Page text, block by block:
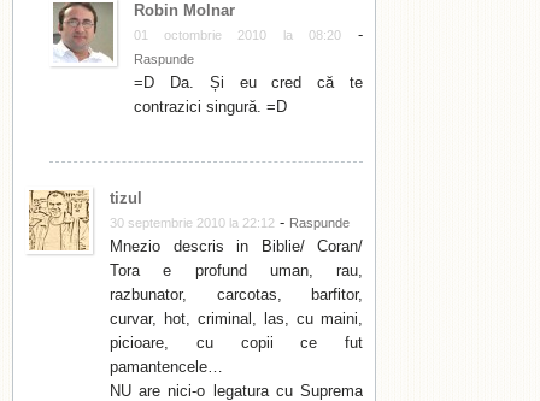
Robin Molnar
01 octombrie 2010 la 08:20-
Raspunde
=D Da. Și eu cred că te
contrazici singură. =D
tizul
30 septembrie 2010 la 22:12 - Raspunde
Mnezio descris in Biblie/ Coran/
Tora e profund uman, rau,
razbunator, carcotas, barfitor,
curvar, hot, criminal, las, cu maini,
picioare, cu copii ce fut
pamantencele…
NU are nici-o legatura cu Suprema